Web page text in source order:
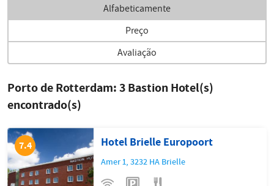
Alfabeticamente
Preço
Avaliação
Porto de Rotterdam:3Bastion Hotel(s)
encontrado(s)
7.4 Hotel Brielle Europoort
Amer 1,3232 HA Brielle